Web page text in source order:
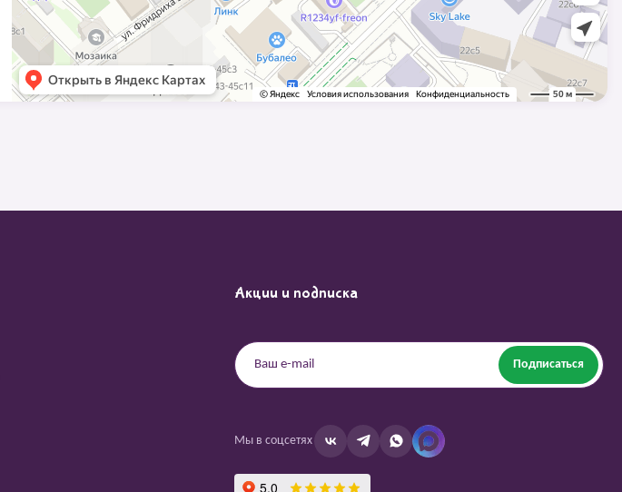
Акции и подписка
Подписаться
Мы в соцсетях